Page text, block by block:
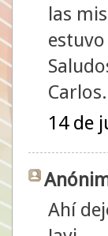
las
Carlos.
14 de
Ahí